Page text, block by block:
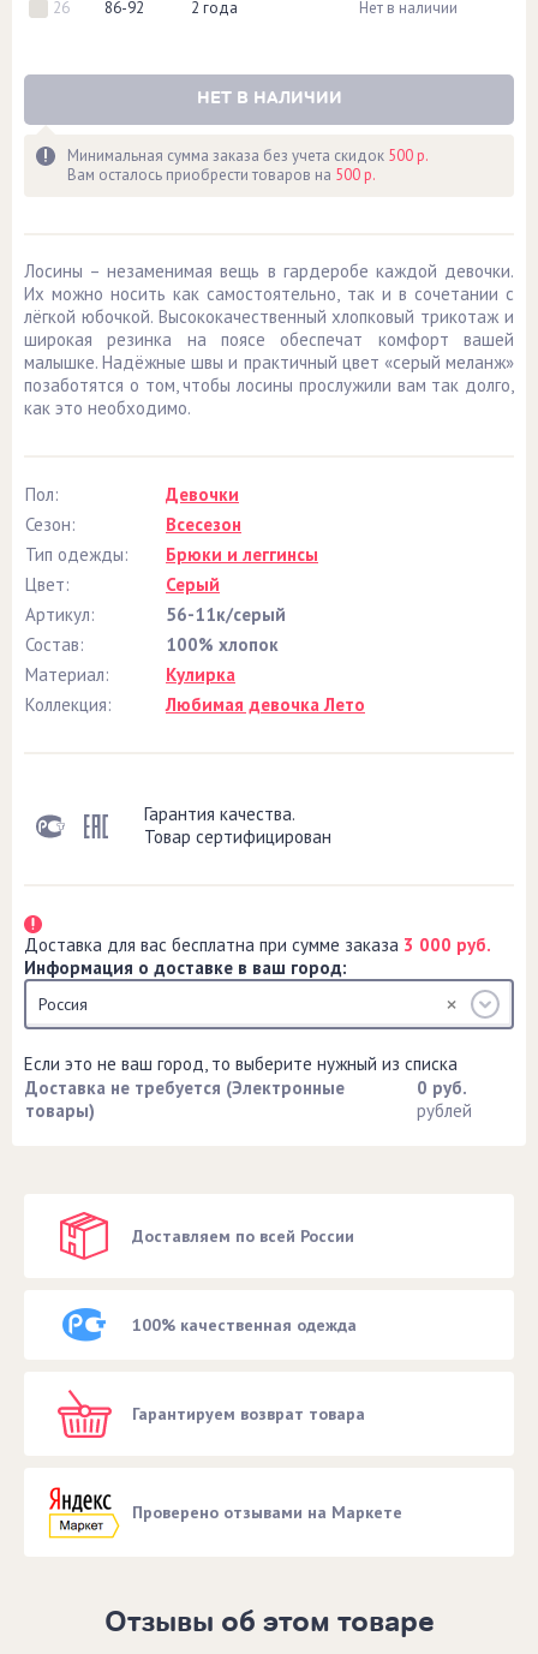
26
86-92 2 года Нет в наличии
НЕТ В НАЛИЧИИ
Минимальная сумма заказа без учета скидок 500 р.
Вам осталось приобрести товаров на 500 р.
Лосины – незаменимая вещь в гардеробе каждой девочки.
Их можно носить как самостоятельно, так и в сочетании с
лёгкой юбочкой. Высококачественный хлопковый трикотаж и
широкая резинка на поясе обеспечат комфорт вашей
малышке. Надёжные швы и практичный цвет «серый меланж»
позаботятся о том, чтобы лосины прослужили вам так долго,
как это необходимо.
Пол:
Девочки
Сезон:
Всесезон
Тип одежды:
Брюки и леггинсы
Цвет:
Серый
Артикул:
56-11к/серый
Состав:
100% хлопок
Материал:
Кулирка
Коллекция:
Любимая девочка Лето
Гарантия качества.
Товар сертифицирован
Доставка для вас бесплатна при сумме заказа 3 000 руб.
Информация о доставке в ваш город:
Россия
Если это не ваш город, то выберите нужный из списка
Доставка не требуется (Электронные
товары)
0 руб.
рублей
Доставляем по всей России
100% качественная одежда
Гарантируем возврат товара
Проверено отзывами на Маркете
Отзывы об этом товаре